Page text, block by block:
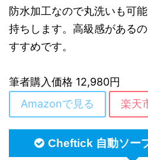
防水加工なので丸洗いも可
持ちします。高級感がある
すすめです。
筆者購入価格 12,980円
Amazonで見る
楽天
Cheftick 自動ソー